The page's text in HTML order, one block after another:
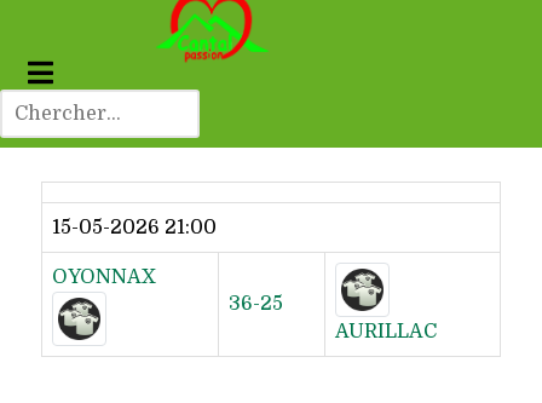
Dernier résultat
15-05-2026 21:00
OYONNAX
36-25
AURILLAC